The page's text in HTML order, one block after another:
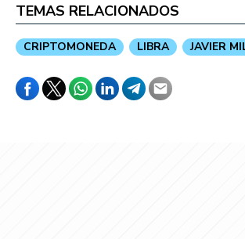
TEMAS RELACIONADOS
CRIPTOMONEDA LIBRA JAVIER